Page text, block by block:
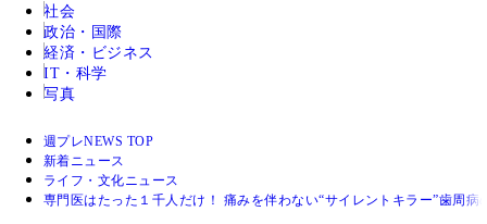
社会
政治・国際
経済・ビジネス
IT・科学
写真
週プレNEWS TOP
新着ニュース
ライフ・文化ニュース
専門医はたった１千人だけ！ 痛みを伴わない“サイレントキラー”歯周病